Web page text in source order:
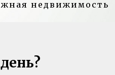
недвижимость